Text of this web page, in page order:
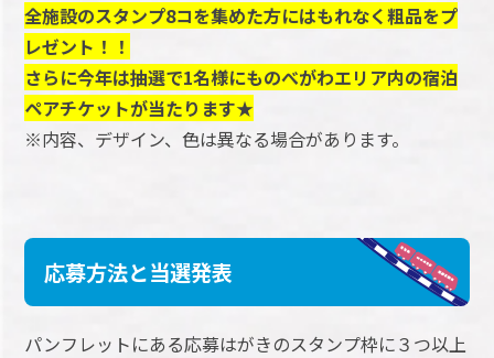
全施設のスタンプ8コを集めた方にはもれなく粗品をプ
レゼント！！
さらに今年は抽選で1名様にものべがわエリア内の宿泊
ペアチケットが当たります★
※内容、デザイン、色は異なる場合があります。
応募方法と当選発表
パンフレットにある応募はがきのスタンプ枠に３つ以上